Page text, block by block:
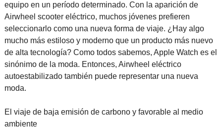
equipo en un período determinado. Con la aparición de
Airwheel scooter eléctrico, muchos jóvenes prefieren
seleccionarlo como una nueva forma de viaje. ¿Hay algo
mucho más estiloso y moderno que un producto más nuevo
de alta tecnología? Como todos sabemos, Apple Watch es el
sinónimo de la moda. Entonces, Airwheel eléctrico
autoestabilizado también puede representar una nueva
moda.
El viaje de baja emisión de carbono y favorable al medio
ambiente